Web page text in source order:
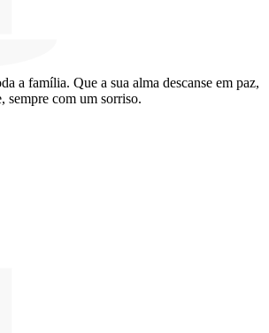
a família. Que a sua alma descanse em paz,
sempre com um sorriso.